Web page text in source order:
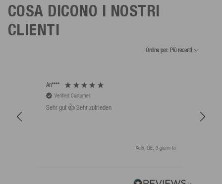
COSA DICONO I NOSTRI
CLIENTI
Ordina per: Più recenti
An****
Verified Customer
Sehr gut 👍 Sehr zufrieden
Köln, DE, 3 giorni fa